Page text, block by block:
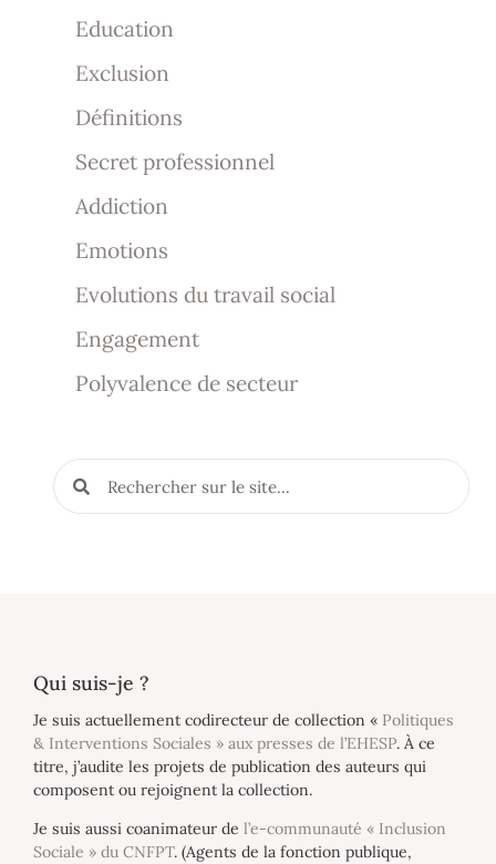
Education
Exclusion
Définitions
Secret professionnel
Addiction
Emotions
Evolutions du travail social
Engagement
Polyvalence de secteur
Qui suis-je ?
Je suis actuellement codirecteur de collection « Politiques
& Interventions Sociales » aux presses de l’EHESP. À ce
titre, j’audite les projets de publication des auteurs qui
composent ou rejoignent la collection.
Je suis aussi coanimateur de l’e-communauté « Inclusion
Sociale » du CNFPT. (Agents de la fonction publique,